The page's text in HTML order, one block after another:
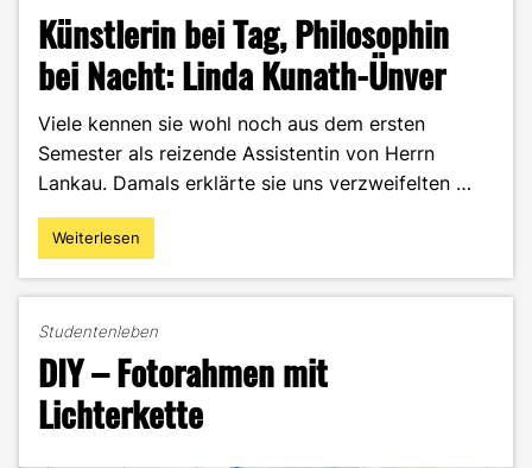
Künstlerin bei Tag, Philosophin
bei Nacht: Linda Kunath-Ünver
Viele kennen sie wohl noch aus dem ersten
Semester als reizende Assistentin von Herrn
Lankau. Damals erklärte sie uns verzweifelten …
"Künstlerin
bei
bei
Nacht:
Linda
Kunath-
Weiterlesen
Studentenleben
DIY – Fotorahmen mit
Lichterkette